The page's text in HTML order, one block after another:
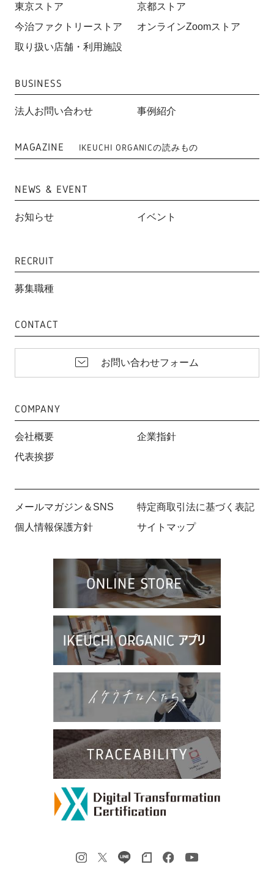
東京ストア
京都ストア
今治ファクトリーストア
オンラインZoomストア
取り扱い店舗・利用施設
BUSINESS
法人お問い合わせ 事例紹介
MAGAZINE IKEUCHI ORGANICの読みもの
NEWS & EVENT
お知らせ イベント
RECRUIT
募集職種
CONTACT
お問い合わせフォーム
COMPANY
会社概要
企業指針
代表挨拶
メールマガジン＆SNS
特定商取引法に基づく表記
個人情報保護方針
サイトマップ